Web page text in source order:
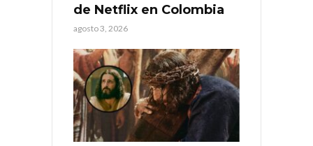
de Netflix en Colombia
agosto 3, 2026